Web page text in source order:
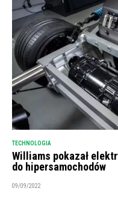
TECHNOLOGIA
Williams pokazał
do hipersamochodów
09/09/2022